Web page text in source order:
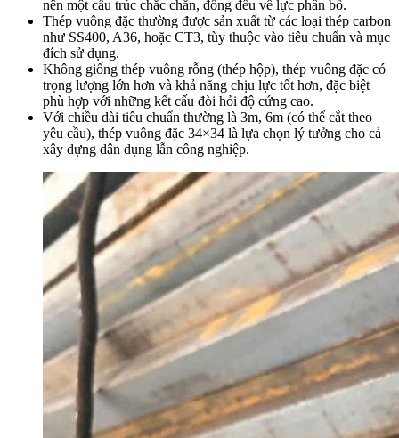
nên một cấu trúc chắc chắn, đồng đều về lực phân bố.
Thép vuông đặc thường được sản xuất từ các loại thép carbon
như SS400, A36, hoặc CT3, tùy thuộc vào tiêu chuẩn và mục
đích sử dụng.
Không giống thép vuông rỗng (thép hộp), thép vuông đặc có
trọng lượng lớn hơn và khả năng chịu lực tốt hơn, đặc biệt
phù hợp với những kết cấu đòi hỏi độ cứng cao.
Với chiều dài tiêu chuẩn thường là 3m, 6m (có thể cắt theo
yêu cầu), thép vuông đặc 34×34 là lựa chọn lý tưởng cho cả
xây dựng dân dụng lẫn công nghiệp.